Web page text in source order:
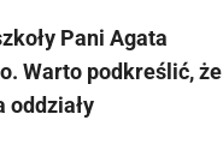
Pani Agata
Warto podkreślić, że
oddziały